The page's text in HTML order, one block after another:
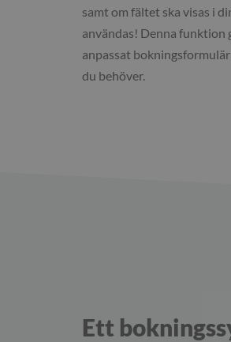
samt om fältet ska visas i
användas! Denna
anpassat
du behöver.
Ett